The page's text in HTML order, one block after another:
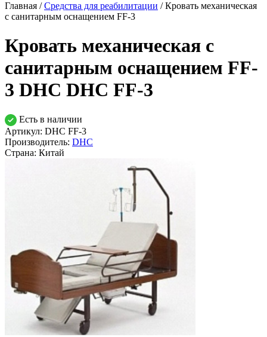
Главная /Средства для реабилитации /Кровать механическая
с санитарным оснащением FF-3
Кровать механическая с
санитарным оснащением FF-
3 DHC DHC FF-3
Есть в наличии
Артикул: DHC FF-3
Производитель: DHC
Страна: Китай